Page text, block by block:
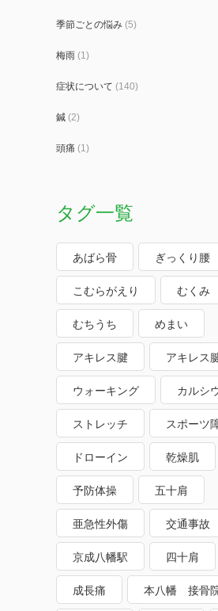
季節ごとの悩み(5)
梅雨(1)
症状について (140)
鍼(2)
頭痛 (1)
タグ一覧
あばら骨 ぎっくり腰
こむらがえり むくみ
むちうち めまい
アキレス腱 アキレス
ウォーキング カルシ
ストレッチ スポーツ
ドローイン 乾燥肌
予防体操 五十肩
亜急性外傷 交通事故
京成八幡駅 四十肩
成長痛 本八幡 接骨